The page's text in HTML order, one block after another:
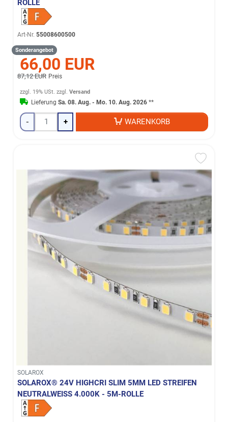
OLLE
Art-Nr. 55008600500
Sonderangebot
66,00 EUR
87,12 EUR Preis
zzgl. 19% USt. zzgl.Versand
LieferungSa. 08. Aug. - Mo. 10. Aug. 2026 **
- + WARENKORB
SOLAROX
SOLAROX® 24V HIGHCRI SLIM 5MM LED STREIFEN
NEUTRALWEISS 4.000K - 5M-ROLLE